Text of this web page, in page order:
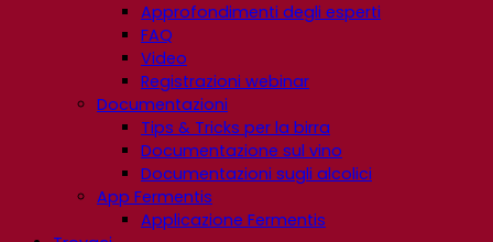
Approfondimenti degli esperti
FAQ
Video
Registrazioni webinar
Documentazioni
Tips & Tricks per la birra
Documentazione sul vino
Documentazioni sugli alcolici
App Fermentis
Applicazione Fermentis